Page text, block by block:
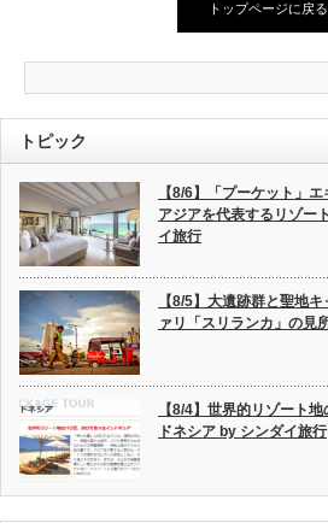
トップページに戻る
トピック
【8/6】「プーケット」
アジアを代表するリゾー
イ旅行
【8/5】大遺跡群と聖地
ァリ「スリランカ」の見
【8/4】世界的リゾート
ドネシア by シンダイ旅行